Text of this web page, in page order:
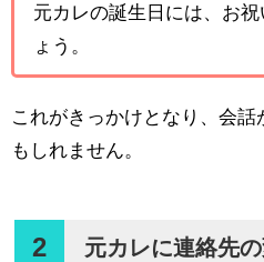
元カレの誕生日には、お
ょう。
これがきっかけとなり、会
もしれません。
2 元カレに連絡先